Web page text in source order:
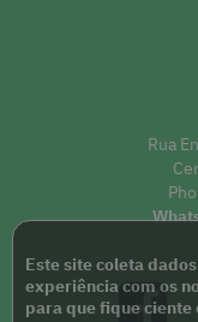
Este site coleta
experiência com os
para que fique ciente
Rua